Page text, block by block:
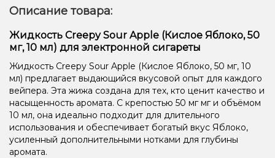
Описание товара:
Жидкость Creepy Sour Apple (Кислое Яблоко, 50
мг, 10 мл) для электронной сигареты
Жидкость Creepy Sour Apple (Кислое Яблоко, 50 мг, 10
мл) предлагает выдающийся вкусовой опыт для каждого
вейпера. Эта жижа создана для тех, кто ценит качество и
насыщенность аромата. С крепостью 50 мг мг и объёмом
10 мл, она идеально подходит для длительного
использования и обеспечивает богатый вкус Яблоко,
усиленный дополнительными нотками для глубины
аромата.